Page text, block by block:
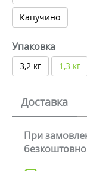
Капучино
Упаковка
3,2 кг 1,3 кг
Доставка
При